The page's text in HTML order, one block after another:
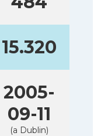
15.320
2005-
09-11
(a Dublin)